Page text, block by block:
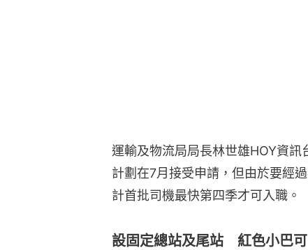
運輸及物流局局長林世雄HOY資訊
計劃在7月接受申請，但由於要經
計首批司機最快第四季才可入職。
設固定總站及尾站 紅色小巴